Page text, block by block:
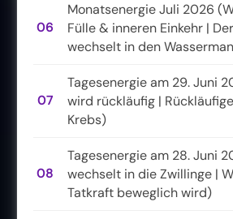
06
Monatsenergie Juli 2026
Fülle & inneren Einkehr |
wechselt in den
07
Tagesenergie am 29. Juni
wird rückläufig |
Krebs)
08
Tagesenergie am 28. Juni
wechselt in die Zwillinge |
Tatkraft beweglich wird)